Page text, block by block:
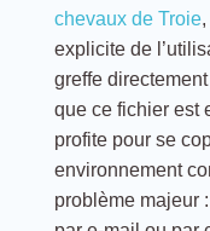
chevaux de Troie,
explicite de
greffe
que ce fichier est
profite pour se
environnement
problème majeur